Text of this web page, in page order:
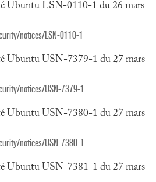
Ubuntu LSN-0110-1 du 26 mars
notices/LSN-0110-1
Ubuntu USN-7379-1 du 27 mars
notices/USN-7379-1
Ubuntu USN-7380-1 du 27 mars
notices/USN-7380-1
Ubuntu USN-7381-1 du 27 mars